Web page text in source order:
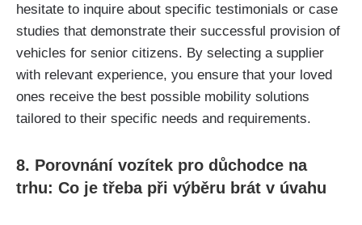
hesitate to inquire about specific testimonials or case
studies that demonstrate their successful provision of
vehicles for senior citizens. By selecting a supplier
with relevant experience, you ensure that your loved
ones receive the best possible mobility solutions
tailored to their specific needs and requirements.
8. Porovnání vozítek pro důchodce na
trhu: Co je třeba při výběru brát v úvahu